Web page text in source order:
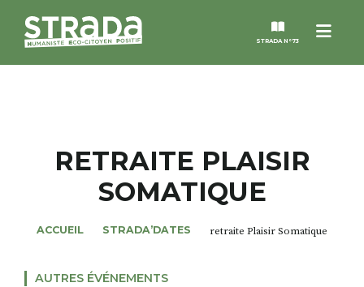
Menu
STRADA N°73
MAGAZINES
NOS THÈMES
RETRAITE PLAISIR
SOMATIQUE
ACCUEIL STRADA’DATES retraite Plaisir Somatique
AUTRES ÉVÉNEMENTS